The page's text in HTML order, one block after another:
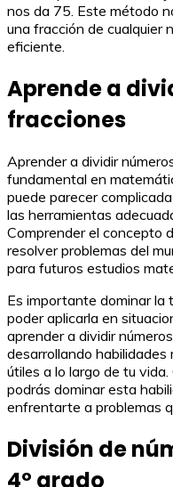
nos da 75. Este método
una fracción de cualquier
eficiente.
Aprende a
fracciones
Aprender a dividir
fundamental en
puede parecer
las herramientas
Comprender el concepto
resolver problemas del
para futuros estudios
Es importante dominar la
poder aplicarla en
aprender a dividir
desarrollando
útiles a lo largo de tu
podrás dominar esta
enfrentarte a problemas
División de
4º grado